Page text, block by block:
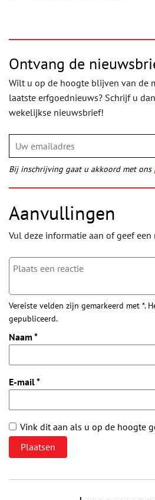
Ontvang de
Wilt u op de hoogte blijven van de
laatste erfgoednieuws? Schrijf u
wekelijkse nieuwsbrief!
Bij inschrijving gaat u akkoord met ons
Aanvullingen
Vul deze informatie aan of geef een
Vereiste velden zijn gemarkeerd met *.
gepubliceerd.
Naam *
E-mail*
Vink dit aan als u op de hoogte